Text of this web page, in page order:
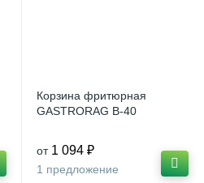
Корзина фритюрная
GASTRORAG B-40
от 1 094 ₽
1 предложение